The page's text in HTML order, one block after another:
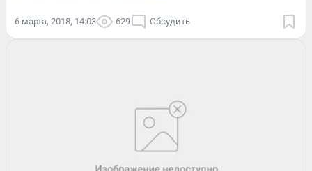
6 марта, 2018, 14:03 629 Обсудить